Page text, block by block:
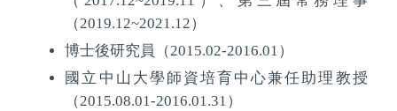
（2019.12~2021.12）
博士後研究員（2015.02-2016.01）
國立中山大學師資培育中心兼任助理教授
（2015.08.01-2016.01.31）